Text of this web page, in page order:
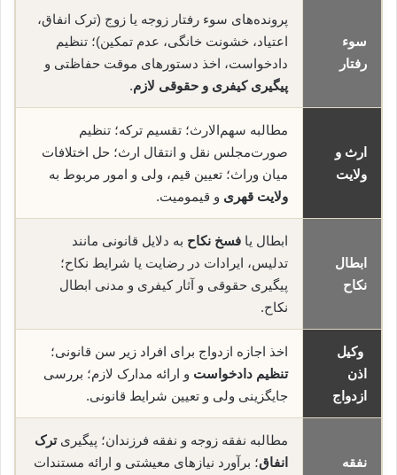
سوء
رفتار
پرونده‌های سوء رفتار زوجه یا زوج (ترک انفاق،
اعتیاد، خشونت خانگی، عدم تمکین)؛ تنظیم
دادخواست، اخذ دستورهای موقت حفاظتی و
پیگیری کیفری و حقوقی لازم.
ارث و
ولایت
مطالبه سهم‌الارث؛ تقسیم ترکه؛ تنظیم
صورت‌مجلس نقل و انتقال ارث؛ حل اختلافات
میان وراث؛ تعیین قیم، ولی و امور مربوط به
ولایت قهری و قیمومیت.
ابطال
نکاح
ابطال یا فسخ نکاح به دلایل قانونی مانند
تدلیس، ایرادات در رضایت یا شرایط نکاح؛
پیگیری حقوقی و آثار کیفری و مدنی ابطال
نکاح.
وکیل
اذن
ازدواج
اخذ اجازه ازدواج برای افراد زیر سن قانونی؛
تنظیم دادخواست و ارائه مدارک لازم؛ بررسی
جایگزینی ولی و تعیین شرایط قانونی.
نفقه
مطالبه نفقه زوجه و نفقه فرزندان؛ پیگیریترک
انفاق؛ برآورد نیازهای معیشتی و ارائه مستندات